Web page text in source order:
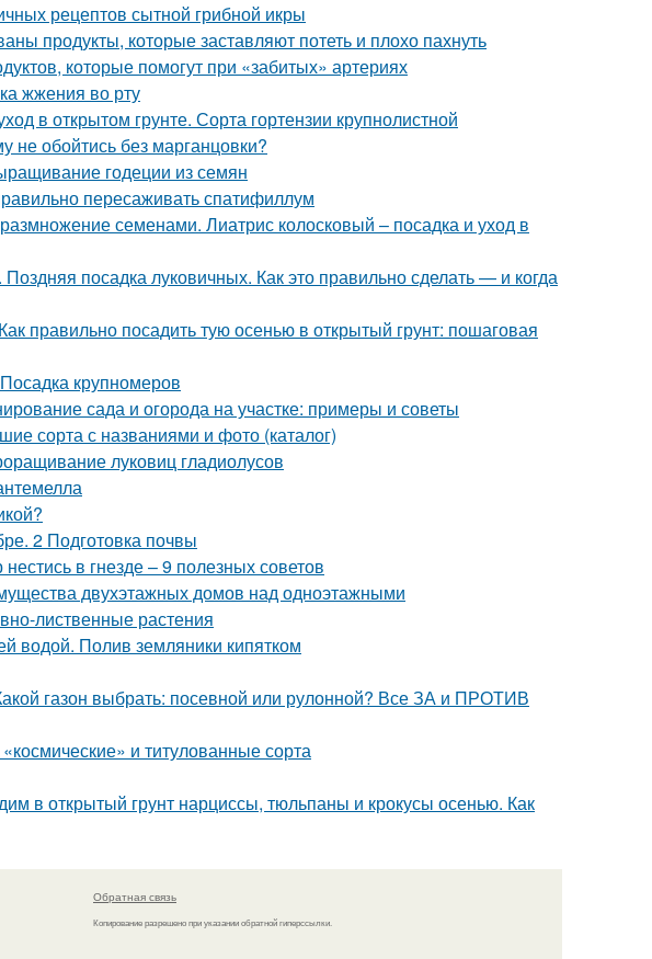
рецептов сытной грибной икры
продукты, которые заставляют потеть и плохо пахнуть
которые помогут при «забитых» артериях
жжения во рту
в открытом грунте. Сорта гортензии крупнолистной
не обойтись без марганцовки?
годеции из семян
пересаживать спатифиллум
семенами. Лиатрис колосковый – посадка и уход в
посадка луковичных. Как это правильно сделать — и когда
правильно посадить тую осенью в открытый грунт: пошаговая
крупномеров
сада и огорода на участке: примеры и советы
сорта с названиями и фото (каталог)
луковиц гладиолусов
2 Подготовка почвы
нестись в гнезде – 9 полезных советов
двухэтажных домов над одноэтажными
лиственные растения
водой. Полив земляники кипятком
газон выбрать: посевной или рулонной? Все ЗА и ПРОТИВ
и титулованные сорта
в открытый грунт нарциссы, тюльпаны и крокусы осенью. Как
Обратная связь
Копирование разрешено при указании обратной гиперссылки.